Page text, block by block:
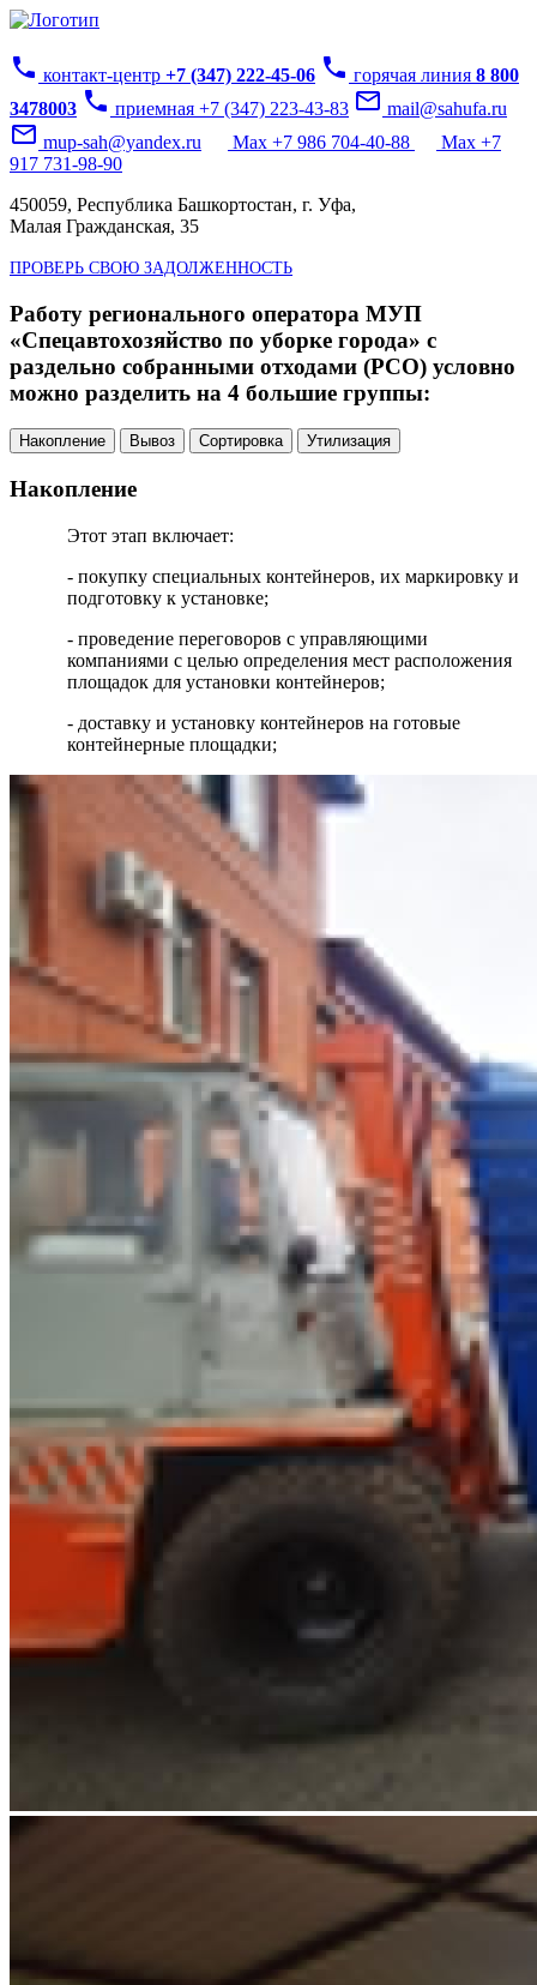
phone контакт-центр +7 (347) 222-45-06 phone горячая линия 8 800
3478003 phone приемная +7 (347) 223-43-83 mail_outline mail@sahufa.ru
mail_outline mup-sah@yandex.ru Max +7 986 704-40-88
Max +7
917 731-98-90
450059, Республика Башкортостан, г. Уфа,
Малая Гражданская, 35
ПРОВЕРЬ СВОЮ ЗАДОЛЖЕННОСТЬ
Работу регионального оператора МУП
«Спецавтохозяйство по уборке города» с
раздельно собранными отходами (РСО) условно
можно разделить на 4 большие группы:
Накопление Вывоз Сортировка Утилизация
Накопление
Этот этап включает:
- покупку специальных контейнеров, их маркировку и
подготовку к установке;
- проведение переговоров с управляющими
компаниями с целью определения мест расположения
площадок для установки контейнеров;
- доставку и установку контейнеров на готовые
контейнерные площадки;